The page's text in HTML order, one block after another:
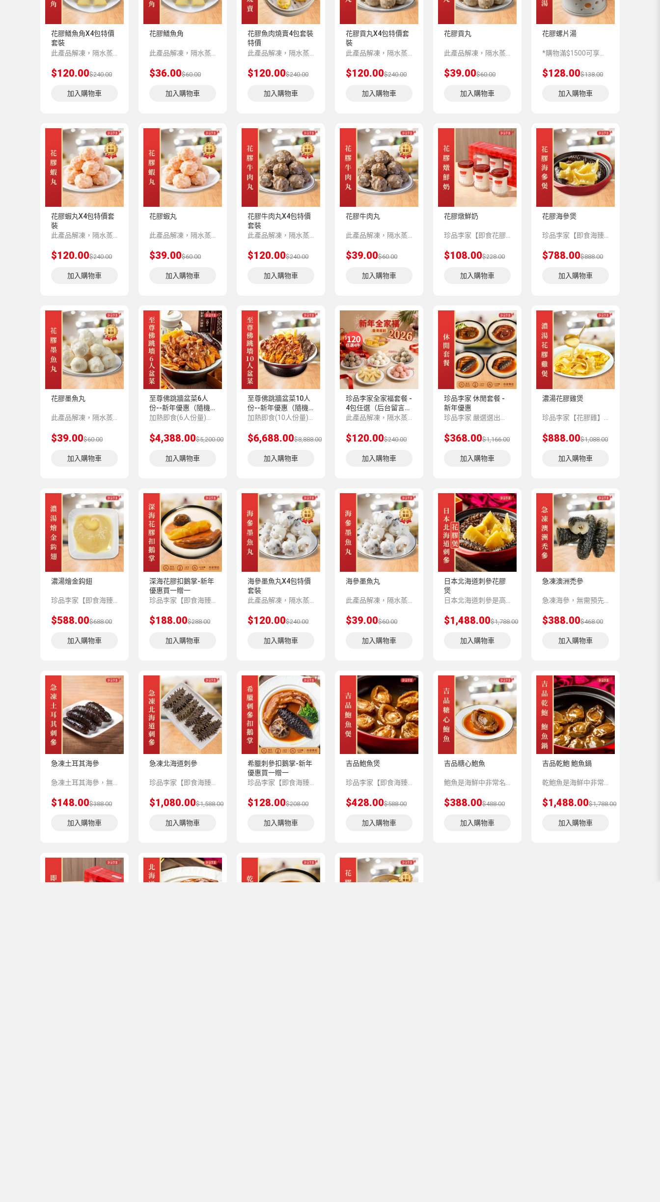
花膠鱔魚角X4包特價
套裝
$120.00$240.00
加入購物車
花膠鱔魚角
$36.00$60.00
加入購物車
花膠魚肉燒賣4包套裝
特價
$120.00$240.00
加入購物車
花膠貢丸X4包特價套
裝
$120.00$240.00
加入購物車
花膠貢丸
$39.00$60.00
加入購物車
花膠螺片湯
$128.00$138.00
加入購物車
花膠蝦丸X4包特價套
裝
$120.00$240.00
加入購物車
花膠蝦丸
$39.00$60.00
加入購物車
花膠牛肉丸X4包特價
套裝
$120.00$240.00
加入購物車
花膠牛肉丸
$39.00$60.00
加入購物車
花膠燉鮮奶
$108.00$228.00
加入購物車
花膠海參煲
$788.00$888.00
加入購物車
花膠墨魚丸
此產品解凍，隔水蒸5-8分鍾味道更加香濃。
$39.00$60.00
加入購物車
至尊佛跳牆盆菜6人
份--新年優惠（隨機
贈送4包丸類）
加熱即食(6人份量)免費贈送保溫袋 , 保溫盒及不鏽鋼盆
$4,388.00$5,200.00
加入購物車
至尊佛跳牆盆菜10人
份--新年優惠（隨機
贈送6包丸類）
加熱即食(10人份量)免費贈送保溫袋 , 保溫盒及不鏽鋼盆
$6,688.00$8,888.00
加入購物車
珍品李家全家福套餐 -
4包任選（后台留言備
註）
此產品解凍，隔水蒸5-8分鍾味道更加香濃。 4包款式任選，留言備註，如果未留言。隨機出貨。
$120.00$240.00
加入購物車
珍品李家 休閒套餐 -
新年優惠
珍品李家 嚴選選出的食材, 精心設計多款美食套餐, 追加不計成本的優惠。
$368.00$1,166.00
加入購物車
濃湯花膠雞煲
珍品李家【花膠雞】系列，嚴選上乘品質的深海魚膠和一年半以上的玉米雞，再由香港老師傅為顧客預先匠心製作，珍餚湯底足足熬製12個小時，湯香絕不添加香精、味精、雞精提鮮；湯濃絕不添加增稠劑增稠。
$888.00$1,088.00
加入購物車
濃湯燴金鈎翅
$588.00$688.00
加入購物車
深海花膠扣鵝掌-新年
優惠買一贈一
$188.00$288.00
加入購物車
海參墨魚丸X4包特價
套裝
$120.00$240.00
加入購物車
海參墨魚丸
$39.00$60.00
加入購物車
日本北海道刺參花膠
煲
$1,488.00$1,788.00
加入購物車
急凍澳洲禿參
$388.00$468.00
加入購物車
急凍土耳其海參
$148.00$388.00
加入購物車
急凍北海道刺參
$1,080.00$1,588.00
加入購物車
希臘刺參扣鵝掌-新年
優惠買一贈一
$128.00$208.00
加入購物車
吉品鮑魚煲
$428.00$588.00
加入購物車
吉品糖心鮑魚
$388.00$488.00
加入購物車
吉品乾鮑 鮑魚鍋
$1,488.00$1,788.00
加入購物車